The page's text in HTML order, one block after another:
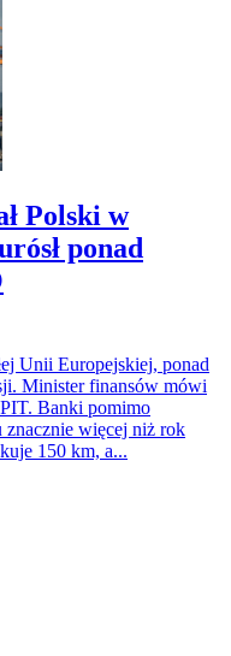
Polski w
ponad
Unii Europejskiej, ponad
Minister finansów mówi
Banki pomimo
znacznie więcej niż rok
150 km, a...